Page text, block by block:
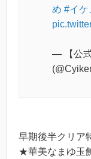
め #イケ
— 【公
早期後半クリア
★華美なまゆ玉